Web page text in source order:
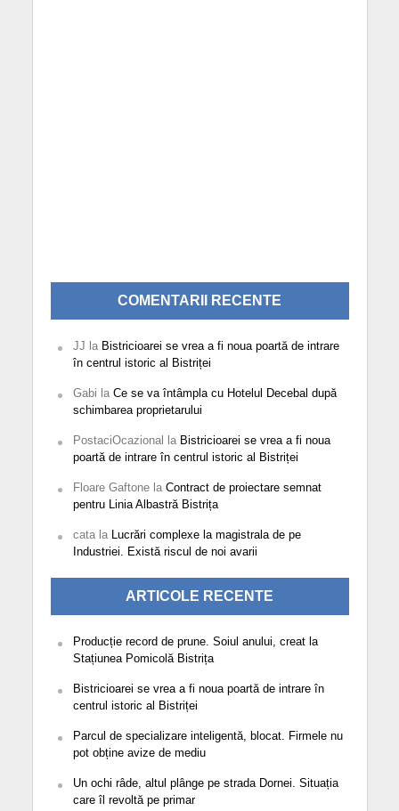
COMENTARII RECENTE
JJ la Bistricioarei se vrea a fi noua poartă de intrare
în centrul istoric al Bistriței
Gabi la Ce se va întâmpla cu Hotelul Decebal după
schimbarea proprietarului
PostaciOcazional la Bistricioarei se vrea a fi noua
poartă de intrare în centrul istoric al Bistriței
Floare Gaftonela Contract de proiectare semnat
pentru Linia Albastră Bistrița
catala Lucrări complexe la magistrala de pe
Industriei. Există riscul de noi avarii
ARTICOLE RECENTE
Producție record de prune. Soiul anului, creat la
Stațiunea Pomicolă Bistrița
Bistricioarei se vrea a fi noua poartă de intrare în
centrul istoric al Bistriței
Parcul de specializare inteligentă, blocat. Firmele nu
pot obține avize de mediu
Un ochi râde, altul plânge pe strada Dornei. Situația
care îl revoltă pe primar